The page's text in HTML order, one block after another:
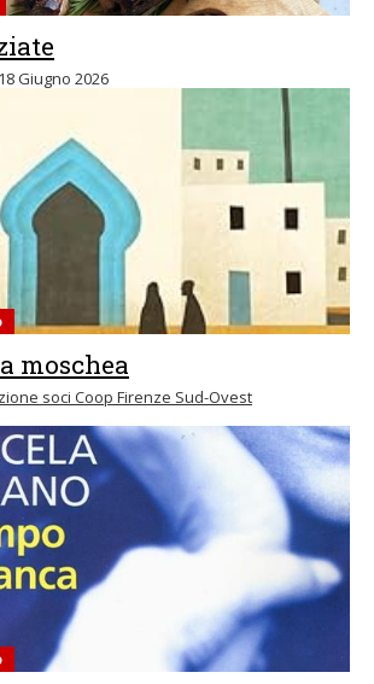
18 Giugno 2026
moschea
soci Coop Firenze Sud-Ovest